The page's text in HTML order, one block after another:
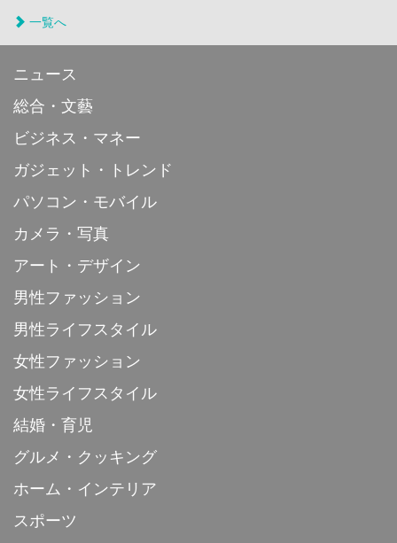
一覧へ
ニュース
総合・文藝
ビジネス・マネー
ガジェット・トレンド
パソコン・モバイル
カメラ・写真
アート・デザイン
男性ファッション
男性ライフスタイル
女性ファッション
女性ライフスタイル
結婚・育児
グルメ・クッキング
ホーム・インテリア
スポーツ